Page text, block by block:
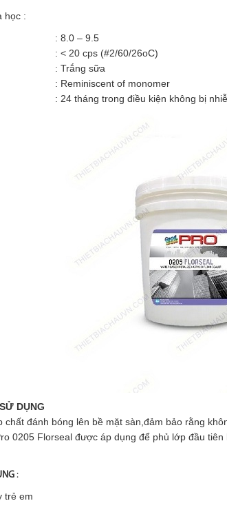
học :
: 8.0 – 9.5
: < 20 cps (#2/60/26oC)
: Trắng sữa
: Reminiscent of monomer
: 24 tháng trong điều kiện không bị
DỤNG
chất đánh bóng lên bề mặt sàn,đảm bảo rằng
0205 Florseal được áp dụng để phủ lớp đầu
:
trẻ em